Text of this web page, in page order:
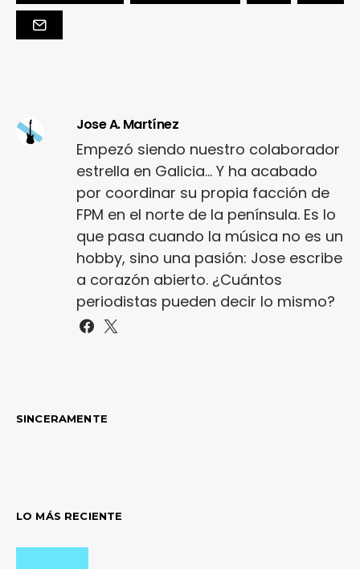
Jose A. Martínez
Empezó siendo nuestro colaborador
estrella en Galicia... Y ha acabado
por coordinar su propia facción de
FPM en el norte de la península. Es lo
que pasa cuando la música no es un
hobby, sino una pasión: Jose escribe
a corazón abierto. ¿Cuántos
periodistas pueden decir lo mismo?
SINCERAMENTE
LO MÁS RECIENTE